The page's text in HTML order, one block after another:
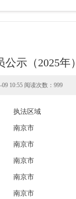
示（2025年）
10:55 阅读次数： 999
执法区域
南京市
南京市
南京市
南京市
南京市